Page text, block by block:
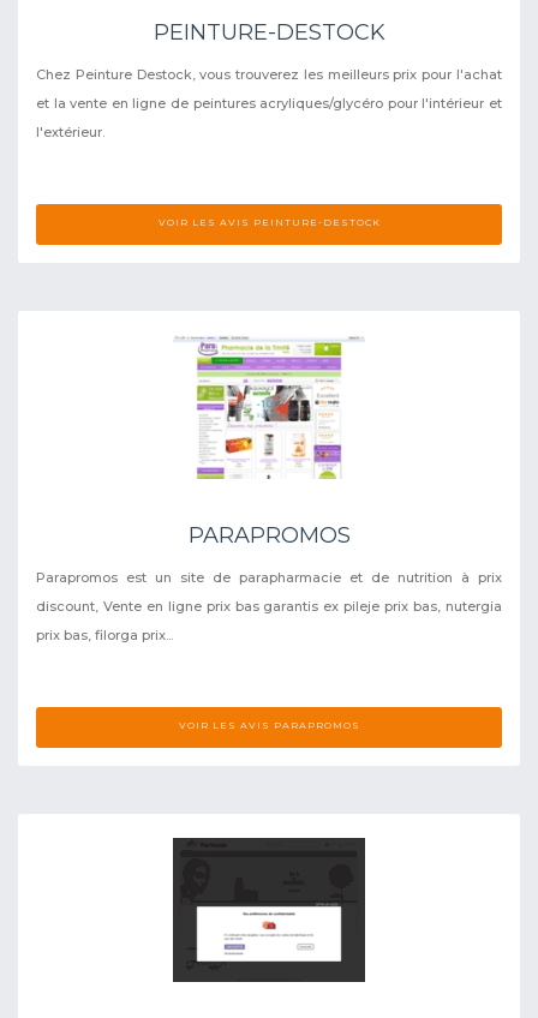
PEINTURE-DESTOCK
Chez Peinture Destock, vous trouverez les meilleurs prix pour l'achat
et la vente en ligne de peintures acryliques/glycéro pour l'intérieur et
l'extérieur.
VOIR LES AVIS PEINTURE-DESTOCK
PARAPROMOS
Parapromos est un site de parapharmacie et de nutrition à prix
discount, Vente en ligne prix bas garantis ex pileje prix bas, nutergia
prix bas, filorga prix...
VOIR LES AVIS PARAPROMOS